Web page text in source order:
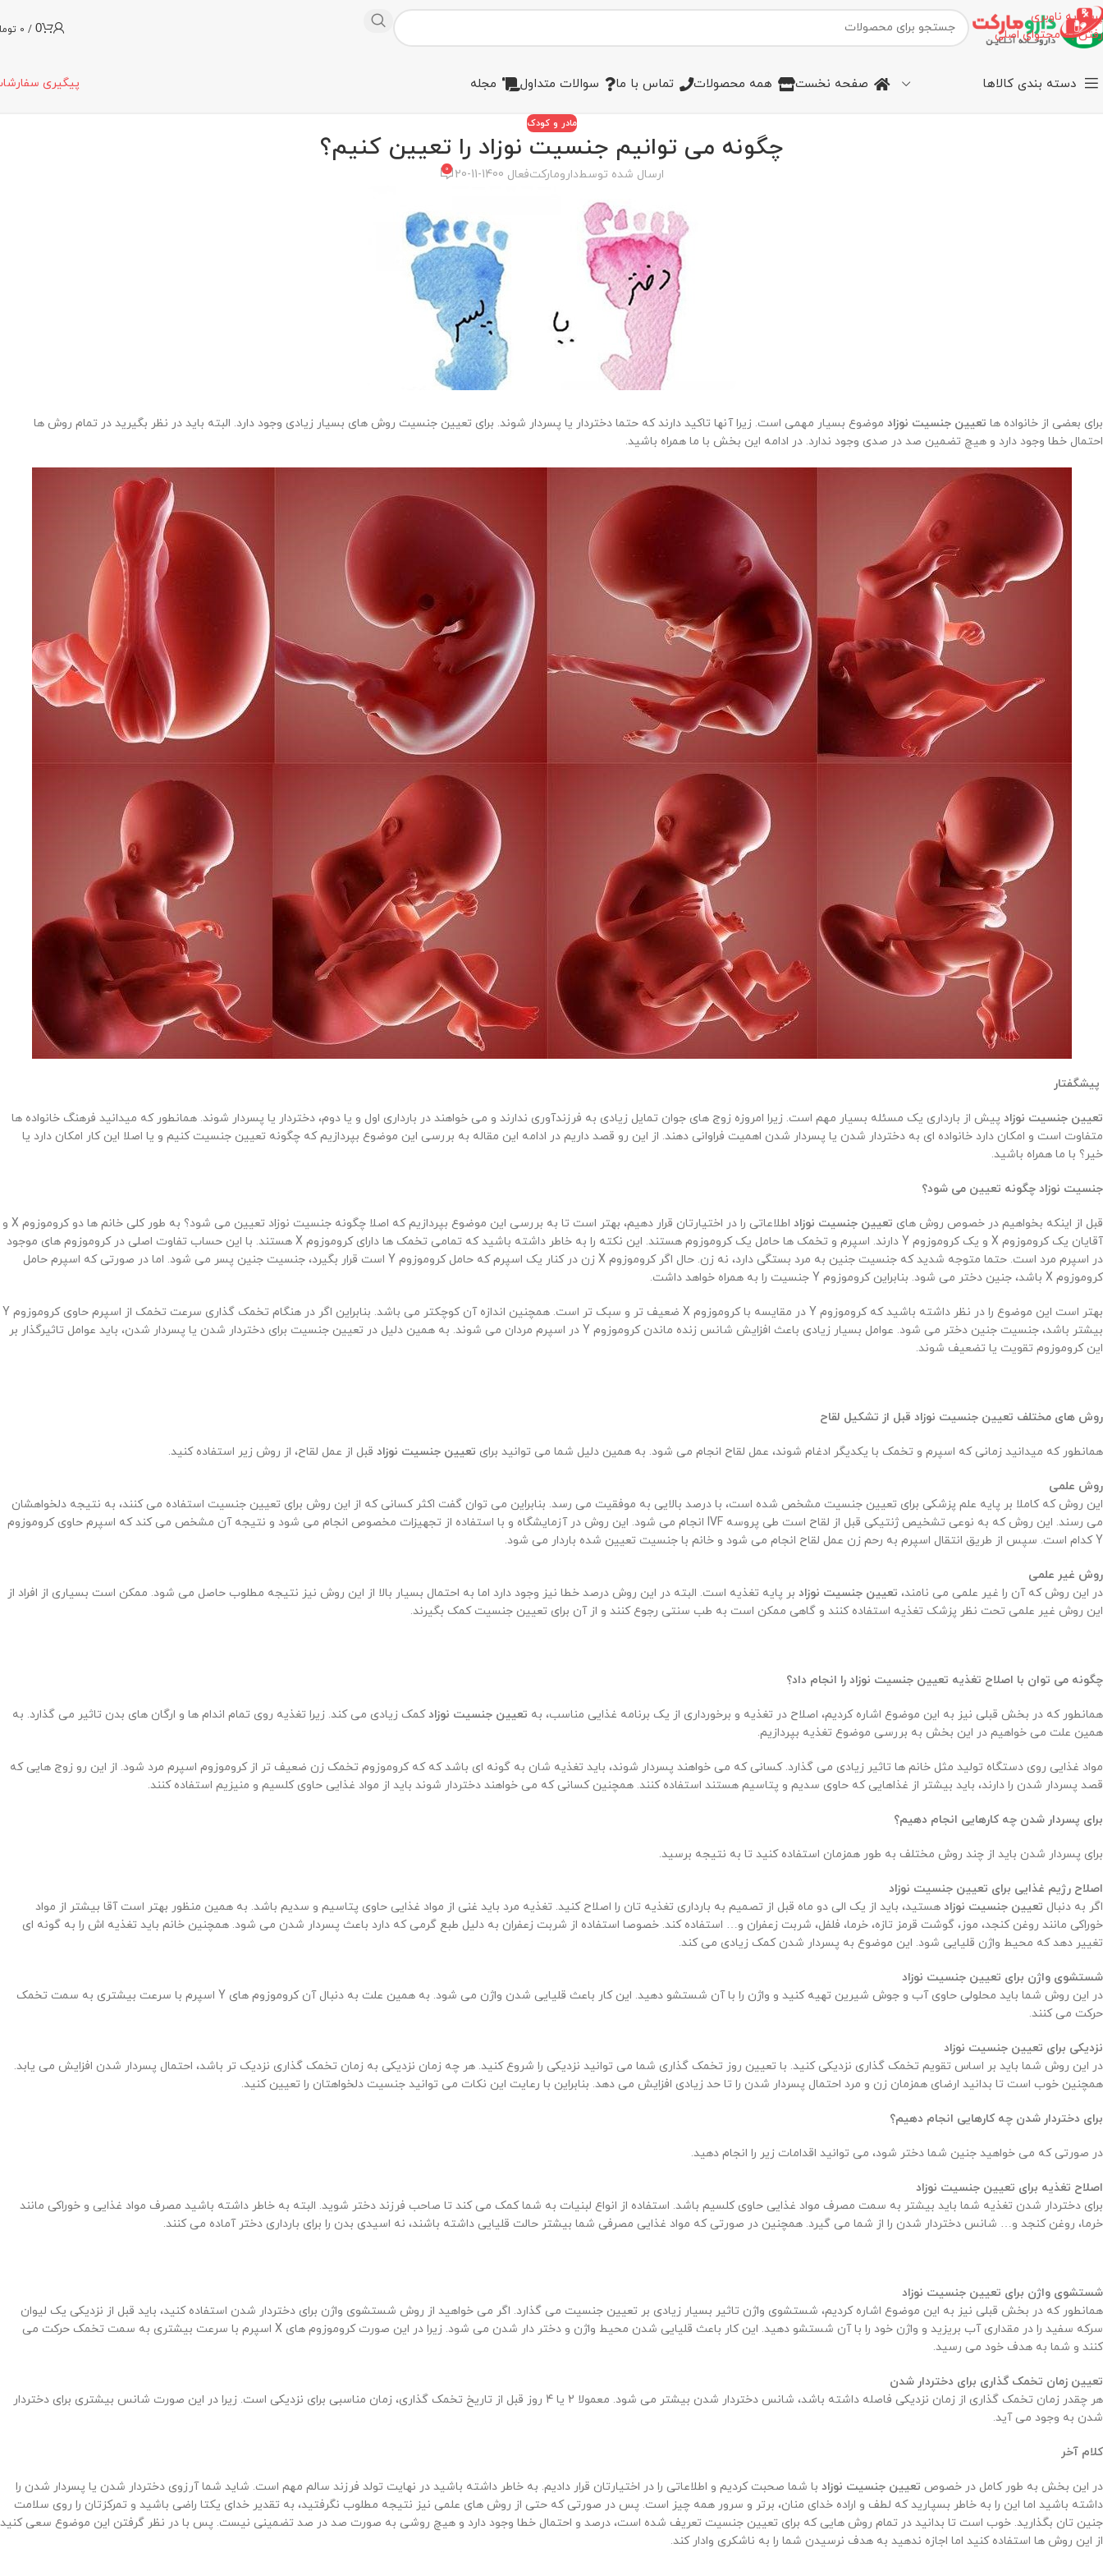
پرش به ناوبری
رفتن به محتوای اصلی
0
/
0
دسته بندی کالاها صفحه نخست همه محصولات تماس با ما سوالات متداول مجله پیگیری
مادر و کودک
چگونه می توانیم جنسیت نوزاد را تعیین کنیم؟
ارسال شده توسطدارومارکتفعال 1400-11-20 0
برای بعضی از خانواده ها تعیین جنسیت نوزاد موضوع بسیار مهمی است. زیرا آنها تاکید دارند که حتما دختردار یا پسردار شوند. برای تعیین جنسیت روش های بسیار زیادی وجود دارد. البته باید در نظر بگیرید در تمام روش ها
احتمال خطا وجود دارد و هیچ تضمین صد در صدی وجود ندارد. در ادامه این بخش با ما همراه باشید.
پیشگفتار
تعیین جنسیت نوزاد پیش از بارداری یک مسئله بسیار مهم است. زیرا امروزه زوج های جوان تمایل زیادی به فرزندآوری ندارند و می خواهند در بارداری اول و یا دوم، دختردار یا پسردار شوند. همانطور که میدانید فرهنگ خانواده ها
متفاوت است و امکان دارد خانواده ای به دختردار شدن یا پسردار شدن اهمیت فراوانی دهند. از این رو قصد داریم در ادامه این مقاله به بررسی این موضوع بپردازیم که چگونه تعیین جنسیت کنیم و یا اصلا این کار امکان دارد یا
خیر؟ با ما همراه باشید.
جنسیت نوزاد چگونه تعیین می شود؟
قبل از اینکه بخواهیم در خصوص روش های تعیین جنسیت نوزاد
اطلاعاتی را در اختیارتان قرار دهیم، بهتر است تا به بررسی این موضوع بپردازیم که اصلا چگونه جنسیت نوزاد تعیین می شود؟ به طور کلی خانم ها دو کروموزوم X و
آقایان یک کروموزوم X و یک کروموزوم Y دارند. اسپرم و تخمک ها حامل یک کروموزوم هستند. این نکته را به خاطر داشته باشید که تمامی تخمک ها دارای کروموزوم X هستند. با این حساب تفاوت اصلی در کروموزوم های موجود
در اسپرم مرد است. حتما متوجه شدید که جنسیت جنین به مرد بستگی دارد، نه زن. حال اگر کروموزوم X زن در کنار یک اسپرم که حامل کروموزوم Y است قرار بگیرد، جنسیت جنین پسر می شود. اما در صورتی که اسپرم حامل
کروموزوم X باشد، جنین دختر می شود. بنابراین کروموزوم Y جنسیت را به همراه خواهد داشت.
بهتر است این موضوع را در نظر داشته باشید که کروموزوم Y در مقایسه با کروموزوم X ضعیف تر و سبک تر است. همچنین اندازه آن کوچکتر می باشد. بنابراین اگر در هنگام تخمک گذاری سرعت تخمک از اسپرم حاوی کروموزوم Y
بیشتر باشد، جنسیت جنین دختر می شود. عوامل بسیار زیادی باعث افزایش شانس زنده ماندن کروموزوم Y در اسپرم مردان می شوند. به همین دلیل در تعیین جنسیت برای دختردار شدن یا پسردار شدن، باید عوامل تاثیرگذار بر
این کروموزوم تقویت یا تضعیف شوند.
روش های مختلف تعیین جنسیت نوزاد قبل از تشکیل لقاح
همانطور که میدانید زمانی که اسپرم و تخمک با یکدیگر ادغام شوند، عمل لقاح انجام می شود. به همین دلیل شما می توانید برای تعیین جنسیت نوزاد قبل از عمل لقاح، از روش زیر استفاده کنید.
روش علمی
این روش که کاملا بر پایه علم پزشکی برای تعیین جنسیت مشخص شده است، با درصد بالایی به موفقیت می رسد. بنابراین می توان گفت اکثر کسانی که از این روش برای تعیین جنسیت استفاده می کنند، به نتیجه دلخواهشان
می رسند. این روش که به نوعی تشخیص ژنتیکی قبل از لقاح است طی پروسه IVF انجام می شود. این روش در آزمایشگاه و با استفاده از تجهیزات مخصوص انجام می شود و نتیجه آن مشخص می کند که اسپرم حاوی کروموزوم
Y کدام است. سپس از طریق انتقال اسپرم به رحم زن عمل لقاح انجام می شود و خانم با جنسیت تعیین شده باردار می شود.
روش غیر علمی
در این روش که آن را غیر علمی می نامند، تعیین جنسیت نوزاد بر پایه تغذیه است. البته در این روش درصد خطا نیز وجود دارد اما به احتمال بسیار بالا از این روش نیز نتیجه مطلوب حاصل می شود. ممکن است بسیاری از افراد از
این روش غیر علمی تحت نظر پزشک تغذیه استفاده کنند و گاهی ممکن است به طب سنتی رجوع کنند و از آن برای تعیین جنسیت کمک بگیرند.
چگونه می توان با اصلاح تغذیه تعیین جنسیت نوزاد را انجام داد؟
همانطور که در بخش قبلی نیز به این موضوع اشاره کردیم، اصلاح در تغذیه و برخورداری از یک برنامه غذایی مناسب، به تعیین جنسیت نوزادکمک زیادی می کند. زیرا تغذیه روی تمام اندام ها و ارگان های بدن تاثیر می گذارد. به
همین علت می خواهیم در این بخش به بررسی موضوع تغذیه بپردازیم.
مواد غذایی روی دستگاه تولید مثل خانم ها تاثیر زیادی می گذارد. کسانی که می خواهند پسردار شوند، باید تغذیه شان به گونه ای باشد که که کروموزوم تخمک زن ضعیف تر از کروموزوم اسپرم مرد شود. از این رو زوج هایی که
قصد پسردار شدن را دارند، باید بیشتر از غذاهایی که حاوی سدیم و پتاسیم هستند استفاده کنند. همچنین کسانی که می خواهند دختردار شوند باید از مواد غذایی حاوی کلسیم و منیزیم استفاده کنند.
برای پسردار شدن چه کارهایی انجام دهیم؟
برای پسردار شدن باید از چند روش مختلف به طور همزمان استفاده کنید تا به نتیجه برسید.
اصلاح رژیم غذایی برای تعیین جنسیت نوزاد
اگر به دنبال تعیین جنسیت نوزاد هستید، باید از یک الی دو ماه قبل از تصمیم به بارداری تغذیه تان را اصلاح کنید. تغذیه مرد باید غنی از مواد غذایی حاوی پتاسیم و سدیم باشد. به همین منظور بهتر است آقا بیشتر از مواد
خوراکی مانند روغن کنجد، موز، گوشت قرمز تازه، خرما، فلفل، شربت زعفران و… استفاده کند. خصوصا استفاده از شربت زعفران به دلیل طبع گرمی که دارد باعث پسردار شدن می شود. همچنین خانم باید تغذیه اش را به گونه ای
تغییر دهد که محیط واژن قلیایی شود. این موضوع به پسردار شدن کمک زیادی می کند.
شستشوی واژن برای تعیین جنسیت نوزاد
در این روش شما باید محلولی حاوی آب و جوش شیرین تهیه کنید و واژن را با آن شستشو دهید. این کار باعث قلیایی شدن واژن می شود. به همین علت به دنبال آن کروموزوم های Y اسپرم با سرعت بیشتری به سمت تخمک
حرکت می کنند.
نزدیکی برای تعیین جنسیت نوزاد
در این روش شما باید بر اساس تقویم تخمک گذاری نزدیکی کنید. با تعیین روز تخمک گذاری شما می توانید نزدیکی را شروع کنید. هر چه زمان نزدیکی به زمان تخمک گذاری نزدیک تر باشد، احتمال پسردار شدن افزایش می یابد.
همچنین خوب است تا بدانید ارضای همزمان زن و مرد احتمال پسردار شدن را تا حد زیادی افزایش می دهد. بنابراین با رعایت این نکات می توانید جنسیت دلخواهتان را تعیین کنید.
برای دختردار شدن چه کارهایی انجام دهیم؟
در صورتی که می خواهید جنین شما دختر شود، می توانید اقدامات زیر را انجام دهید.
اصلاح تغذیه برای تعیین جنسیت نوزاد
برای دختردار شدن تغذیه شما باید بیشتر به سمت مصرف مواد غذایی حاوی کلسیم باشد. استفاده از انواع لبنیات به شما کمک می کند تا صاحب فرزند دختر شوید. البته به خاطر داشته باشید مصرف مواد غذایی و خوراکی مانند
خرما، روغن کنجد و… شانس دختردار شدن را از شما می گیرد. همچنین در صورتی که مواد غذایی مصرفی شما بیشتر حالت قلیایی داشته باشند، نه اسیدی بدن را برای بارداری دختر آماده می کنند.
شستشوی واژن برای تعیین جنسیت نوزاد
همانطور که در بخش قبلی نیز به این موضوع اشاره کردیم، شستشوی واژن تاثیر بسیار زیادی بر تعیین جنسیت می گذارد. اگر می خواهید از روش شستشوی واژن برای دختردار شدن استفاده کنید، باید قبل از نزدیکی یک لیوان
سرکه سفید را در مقداری آب بریزید و واژن خود را با آن شستشو دهید. این کار باعث قلیایی شدن محیط واژن و دختر دار شدن می شود. زیرا در این صورت کروموزوم های X اسپرم با سرعت بیشتری به سمت تخمک حرکت می
کنند و شما به هدف خود می رسید.
تعیین زمان تخمک گذاری برای دختردار شدن
هر چقدر زمان تخمک گذاری از زمان نزدیکی فاصله داشته باشد، شانس دختردار شدن بیشتر می شود. معمولا 2 یا 4 روز قبل از تاریخ تخمک گذاری، زمان مناسبی برای نزدیکی است. زیرا در این صورت شانس بیشتری برای دختردار
شدن به وجود می آید.
کلام آخر
در این بخش به طور کامل در خصوص تعیین جنسیت نوزاد با شما صحبت کردیم و اطلاعاتی را در اختیارتان قرار دادیم. به خاطر داشته باشید در نهایت تولد فرزند سالم مهم است. شاید شما آرزوی دختردار شدن یا پسردار شدن را
داشته باشید اما این را به خاطر بسپارید که لطف و اراده خدای منان، برتر و سرور همه چیز است. پس در صورتی که حتی از روش های علمی نیز نتیجه مطلوب نگرفتید، به تقدیر خدای یکتا راضی باشید و تمرکزتان را روی سلامت
جنین تان بگذارید. خوب است تا بدانید در تمام روش هایی که برای تعیین جنسیت تعریف شده است، درصد و احتمال خطا وجود دارد و هیچ روشی به صورت صد در صد تضمینی نیست. پس با در نظر گرفتن این موضوع سعی کنید
از این روش ها استفاده کنید اما اجازه ندهید به هدف نرسیدن شما را به ناشکری وادار کند.